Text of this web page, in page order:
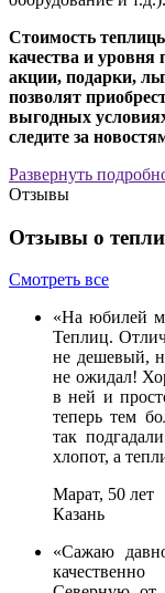
Стоимость
качества и уровня
акции, подарки,
позволят
выгодных
следите за
Развернуть
Отзывы
Отзывы о
Смотреть все
«На юбилей
Теплиц.
не дешевый,
не ожидал!
в ней и
теперь тем
так
хлопот, а
Марат, 50 лет
Казань
«Сажаю